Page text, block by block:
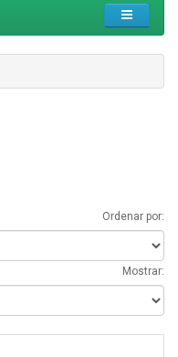
Ordenar por:
Mostrar: